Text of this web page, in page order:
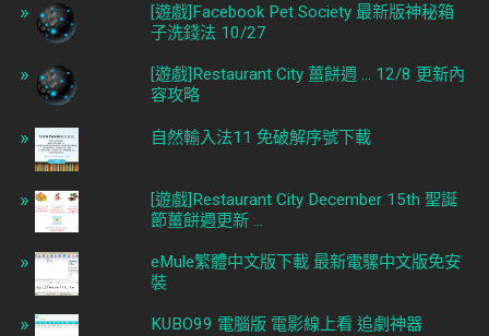
[遊戲]Facebook Pet Society 最新版神秘箱
子洗錢法 10/27
[遊戲]Restaurant City 薑餅週 ... 12/8 更新內
容攻略
自然輸入法11 免破解序號下載
[遊戲]Restaurant City December 15th 聖誕
節薑餅週更新 ...
eMule繁體中文版下載 最新電騾中文版免安
裝
KUBO99 電腦版 電影線上看 追劇神器